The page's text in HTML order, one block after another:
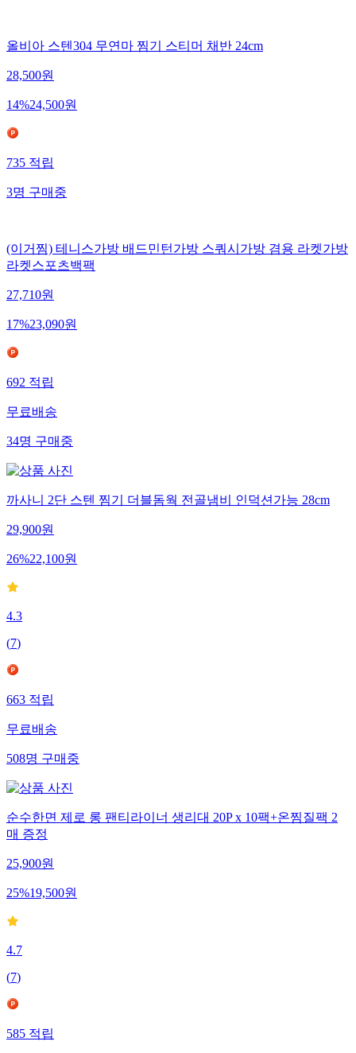
올비아 스텐304 무연마 찜기 스티머 채반 24cm
28,500원
14%24,500원
735적립
3명구매중
(이거찜) 테니스가방 배드민턴가방 스쿼시가방 겸용 라켓가방
라켓스포츠백팩
27,710원
17%23,090원
692적립
무료배송
34명구매중
까사니 2단 스텐 찜기 더블돔웍 전골냄비 인덕션가능 28cm
29,900원
26%22,100원
4.3
(7)
663적립
무료배송
508명구매중
순수한면 제로 롱 팬티라이너 생리대 20P x 10팩+온찜질팩 2
매 증정
25,900원
25%19,500원
4.7
(7)
585적립